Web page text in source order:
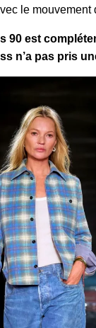
le mouvement
90 est
n’a pas pris